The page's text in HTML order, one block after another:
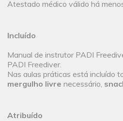
Atestado médico válido há
Incluído
Manual de instrutor PADI
PADI Freediver.
Nas aulas práticas está incluído
mergulho livre necessário,
Atribuído